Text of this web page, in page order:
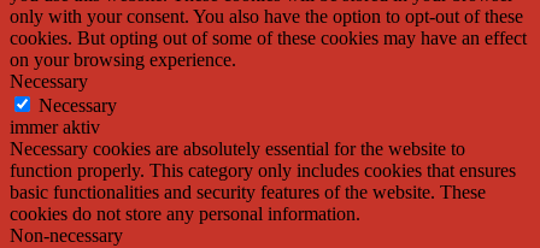
only with your consent. You also have the option to opt-out of these
cookies. But opting out of some of these cookies may have an effect
on your browsing experience.
Necessary
Necessary
immer aktiv
Necessary cookies are absolutely essential for the website to
function properly. This category only includes cookies that ensures
basic functionalities and security features of the website. These
cookies do not store any personal information.
Non-necessary